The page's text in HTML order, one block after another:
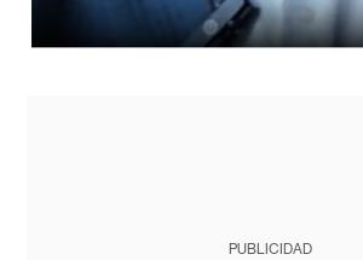
PUBLICIDAD